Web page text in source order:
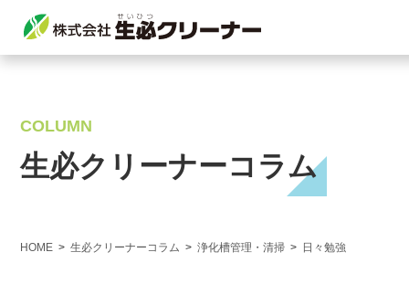
COLUMN
生必クリーナーコラム
HOME 生必クリーナーコラム 浄化槽管理・清掃 日々勉強